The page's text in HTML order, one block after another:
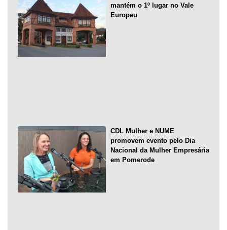
mantém o 1º lugar no Vale
Europeu
CDL Mulher e NUME
promovem evento pelo Dia
Nacional da Mulher Empresária
em Pomerode